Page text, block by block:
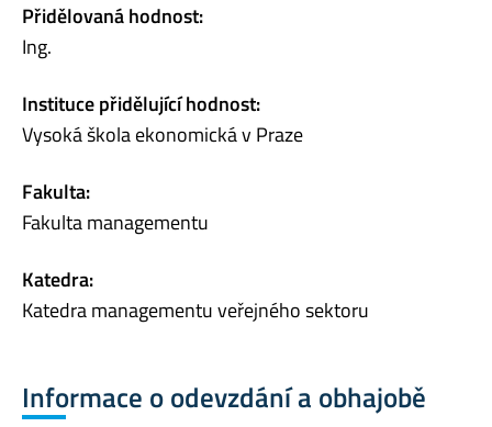
Přidělovaná hodnost:
Ing.
Instituce přidělující hodnost:
Vysoká škola ekonomická v Praze
Fakulta:
Fakulta managementu
Katedra:
Katedra managementu veřejného sektoru
Informace o odevzdání a obhajobě